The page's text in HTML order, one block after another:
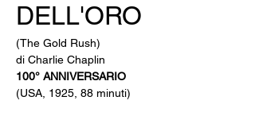
DELL'ORO
(The Gold Rush)
di Charlie Chaplin
100° ANNIVERSARIO
(USA, 1925, 88 minuti)